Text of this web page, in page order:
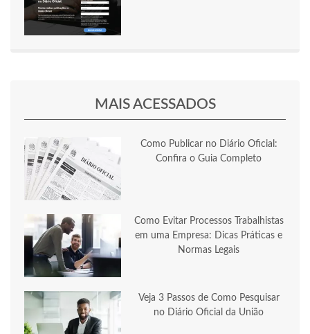
MAIS ACESSADOS
Como Publicar no Diário Oficial:
Confira o Guia Completo
Como Evitar Processos Trabalhistas
em uma Empresa: Dicas Práticas e
Normas Legais
Veja 3 Passos de Como Pesquisar
no Diário Oficial da União